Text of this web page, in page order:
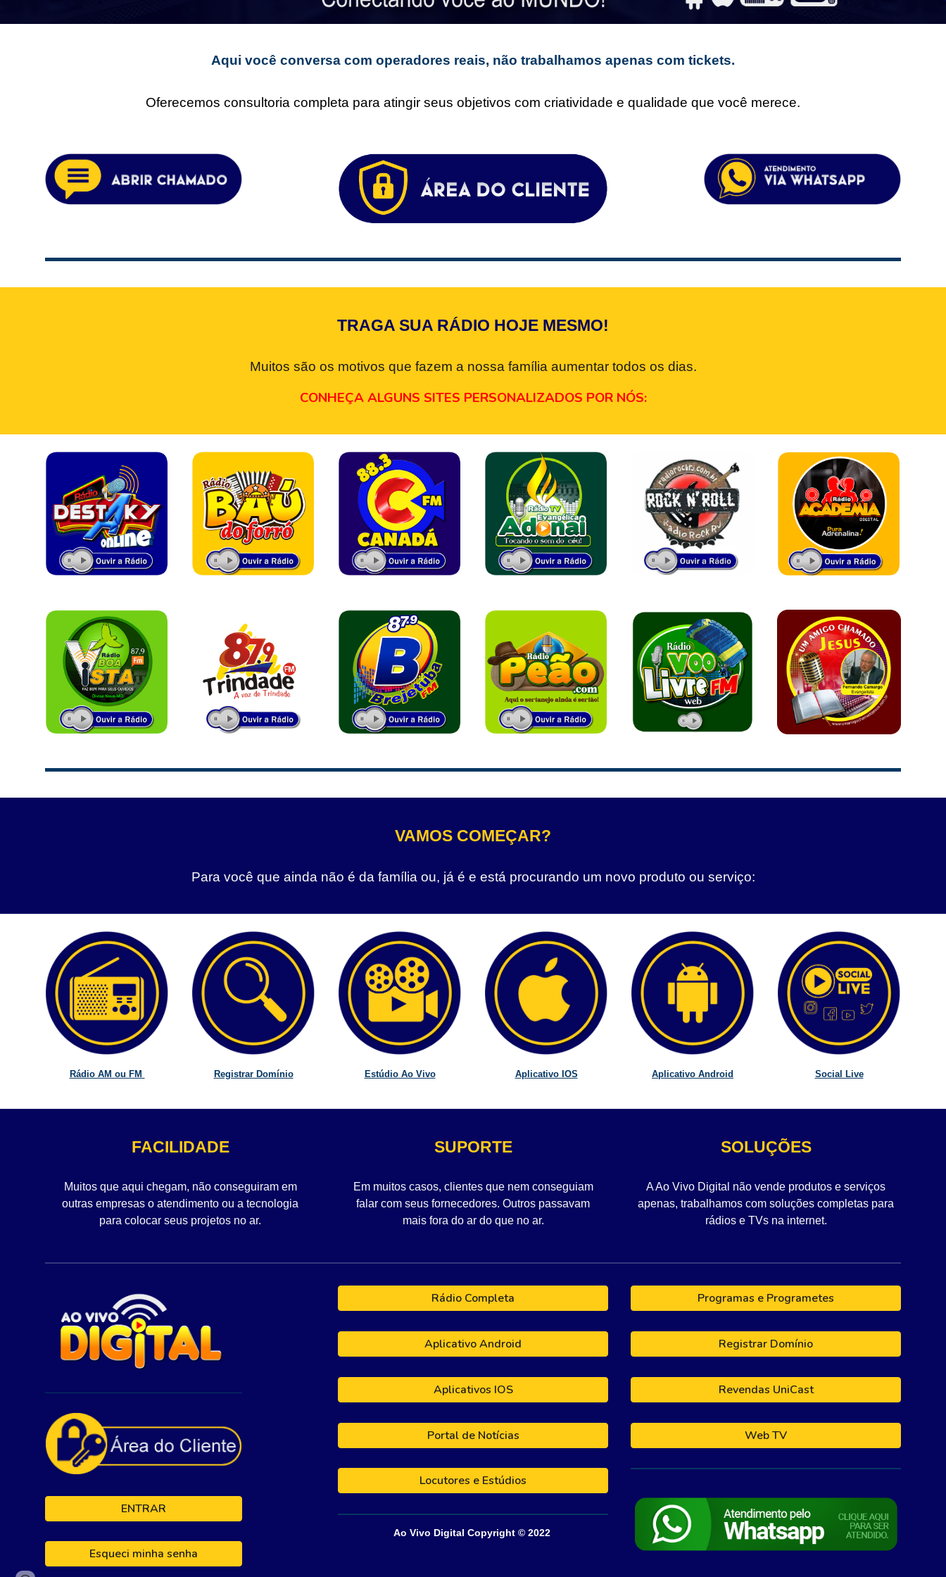
Aqui você conversa com operadores reais, não trabalhamos apenas com tickets.
Oferecemos consultoria completa para atingir seus objetivos com criatividade e qualidade que você merece.
TRAGA SUA RÁDIO HOJE MESMO!
Muitos são os motivos que fazem a nossa família aumentar todos os dias.
CONHEÇA ALGUNS SITES PERSONALIZADOS POR NÓS:
VAMOS COMEÇAR?
Para você que ainda não é da família ou, já é e está procurando um novo produto ou serviço:
Rádio AM ou FM Registrar Domínio Estúdio Ao Vivo Aplicativo IOS Aplicativo Android Social Live
FACILIDADE
Muitos que aqui chegam, não conseguiram em
outras empresas o atendimento ou a tecnologia
para colocar seus projetos no ar.
SUPORTE
Em muitos casos, clientes que nem conseguiam
falar com seus fornecedores. Outros passavam
mais fora do ar do que no ar.
SOLUÇÕES
A Ao Vivo Digital não vende produtos e serviços
apenas, trabalhamos com soluções completas para
rádios e TVs na internet.
ENTRAR
Esqueci minha senha
Rádio Completa
Aplicativo Android
Aplicativos IOS
Portal de Notícias
Locutores e Estúdios
Ao Vivo Digital Copyright © 2022
Programas e Programetes
Registrar Domínio
Revendas UniCast
Web TV